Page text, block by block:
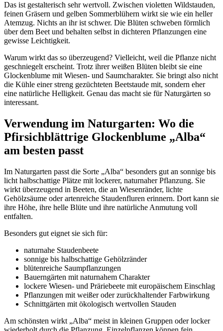
Das ist gestalterisch sehr wertvoll. Zwischen violetten Wildstauden,
feinen Gräsern und gelben Sommerblühern wirkt sie wie ein heller
Atemzug. Nichts an ihr ist schwer. Die Blüten schweben förmlich
über dem Beet und behalten selbst in dichteren Pflanzungen eine
gewisse Leichtigkeit.
Warum wirkt das so überzeugend? Vielleicht, weil die Pflanze nicht
geschniegelt erscheint. Trotz ihrer weißen Blüten bleibt sie eine
Glockenblume mit Wiesen- und Saumcharakter. Sie bringt also nicht
die Kühle einer streng gezüchteten Beetstaude mit, sondern eher
eine natürliche Helligkeit. Genau das macht sie für Naturgärten so
interessant.
Verwendung im Naturgarten: Wo die
Pfirsichblättrige Glockenblume „Alba“
am besten passt
Im Naturgarten passt die Sorte „Alba“ besonders gut an sonnige bis
licht halbschattige Plätze mit lockerer, naturnaher Pflanzung. Sie
wirkt überzeugend in Beeten, die an Wiesenränder, lichte
Gehölzsäume oder artenreiche Staudenfluren erinnern. Dort kann sie
ihre Höhe, ihre helle Blüte und ihre natürliche Anmutung voll
entfalten.
Besonders gut eignet sie sich für:
naturnahe Staudenbeete
sonnige bis halbschattige Gehölzränder
blütenreiche Saumpflanzungen
Bauerngärten mit naturnahem Charakter
lockere Wiesen- und Präriebeete mit europäischem Einschlag
Pflanzungen mit weißer oder zurückhaltender Farbwirkung
Schnittgärten mit ökologisch wertvollen Stauden
Am schönsten wirkt „Alba“ meist in kleinen Gruppen oder locker